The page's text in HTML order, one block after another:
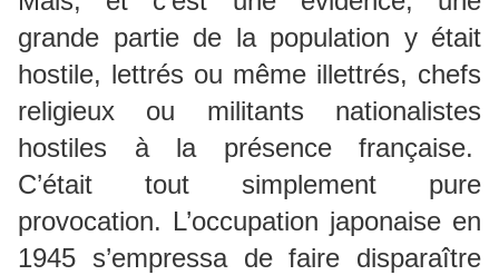
grande partie de la population y était
hostile, lettrés ou même illettrés, chefs
religieux ou militants nationalistes
hostiles à la présence française.
C’était tout simplement pure
provocation. L’occupation japonaise en
1945 s’empressa de faire disparaître